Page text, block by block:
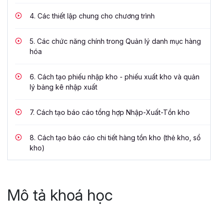
4. Các thiết lập chung cho chương trình
5. Các chức năng chính trong Quản lý danh mục hàng
hóa
6. Cách tạo phiếu nhập kho - phiếu xuất kho và quản
lý bảng kê nhập xuất
7. Cách tạo báo cáo tổng hợp Nhập-Xuất-Tồn kho
8. Cách tạo báo cáo chi tiết hàng tồn kho (thẻ kho, sổ
kho)
Mô tả khoá học